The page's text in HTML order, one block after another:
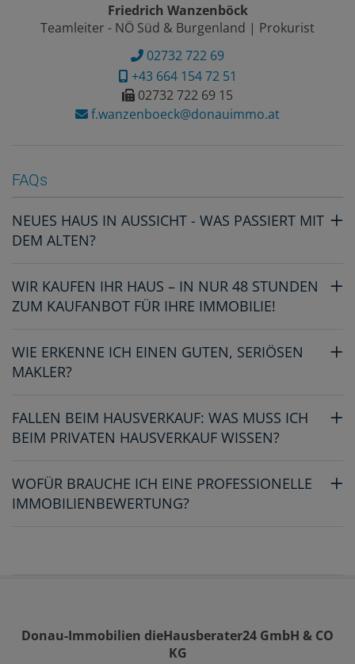
Friedrich Wanzenböck
Teamleiter - NÖ Süd & Burgenland | Prokurist
02732 722 69
+43 664 154 72 51
02732 722 69 15
f.wanzenboeck@donauimmo.at
FAQs
NEUES HAUS IN AUSSICHT - WAS PASSIERT MIT
DEM ALTEN?
WIR KAUFEN IHR HAUS – IN NUR 48 STUNDEN
ZUM KAUFANBOT FÜR IHRE IMMOBILIE!
WIE ERKENNE ICH EINEN GUTEN, SERIÖSEN
MAKLER?
FALLEN BEIM HAUSVERKAUF: WAS MUSS ICH
BEIM PRIVATEN HAUSVERKAUF WISSEN?
WOFÜR BRAUCHE ICH EINE PROFESSIONELLE
IMMOBILIENBEWERTUNG?
Donau-Immobilien dieHausberater24 GmbH & CO
KG